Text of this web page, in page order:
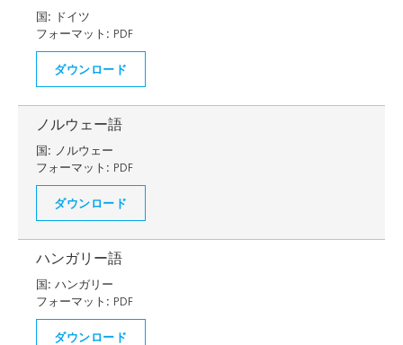
国: ドイツ
フォーマット: PDF
ダウンロード
ノルウェー語
国: ノルウェー
フォーマット: PDF
ダウンロード
ハンガリー語
国: ハンガリー
フォーマット: PDF
ダウンロード